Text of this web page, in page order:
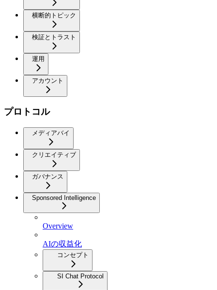
横断的トピック
検証とトラスト
運用
アカウント
プロトコル
メディアバイ
クリエイティブ
ガバナンス
Sponsored Intelligence
Overview
AIの収益化
コンセプト
SI Chat Protocol